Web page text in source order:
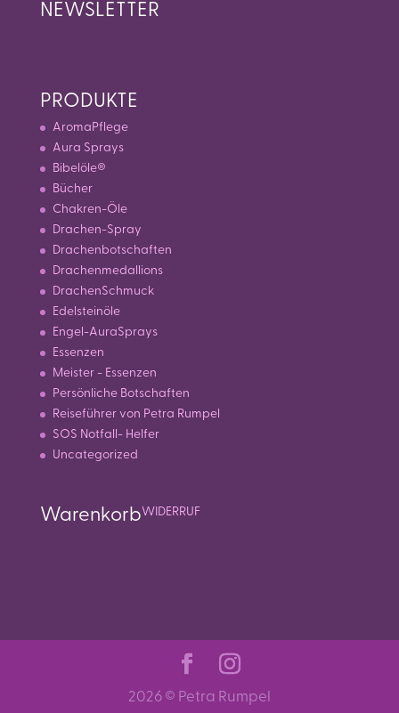
NEWSLETTER
PRODUKTE
AromaPflege
Aura Sprays
Bibelöle®
Bücher
Chakren-Öle
Drachen-Spray
Drachenbotschaften
Drachenmedallions
DrachenSchmuck
Edelsteinöle
Engel-AuraSprays
Essenzen
Meister - Essenzen
Persönliche Botschaften
Reiseführer von Petra Rumpel
SOS Notfall- Helfer
Uncategorized
WarenkorbWIDERRUF
2026 © Petra Rumpel